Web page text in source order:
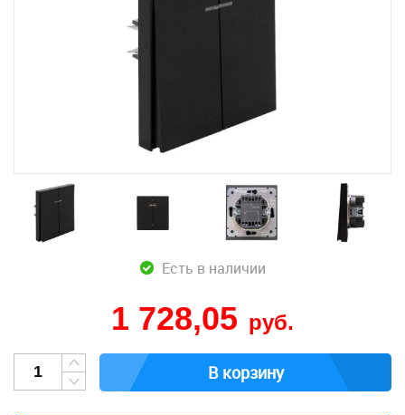
Есть в наличии
1 728,05 руб.
В корзину